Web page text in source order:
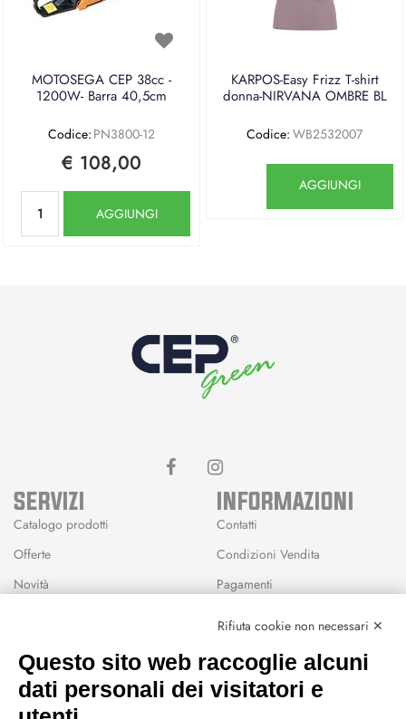
MOTOSEGA CEP 38cc -
1200W- Barra 40,5cm
Codice: PN3800-12
€ 108,00
AGGIUNGI
KARPOS-Easy Frizz T-shirt
donna-NIRVANA OMBRE BL
Codice: WB2532007
AGGIUNGI
SERVIZI
Catalogo prodotti
Offerte
Novità
Wishlist
INFORMAZIONI
Contatti
Condizioni Vendita
Pagamenti
CEP GREEN
Rifiuta cookie non necessari ✕
Questo sito web raccoglie alcuni
dati personali dei visitatori e